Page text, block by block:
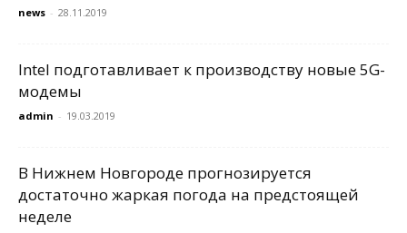
news - 28.11.2019
Intel подготавливает к производству новые 5G-
модемы
admin - 19.03.2019
В Нижнем Новгороде прогнозируется
достаточно жаркая погода на предстоящей
неделе